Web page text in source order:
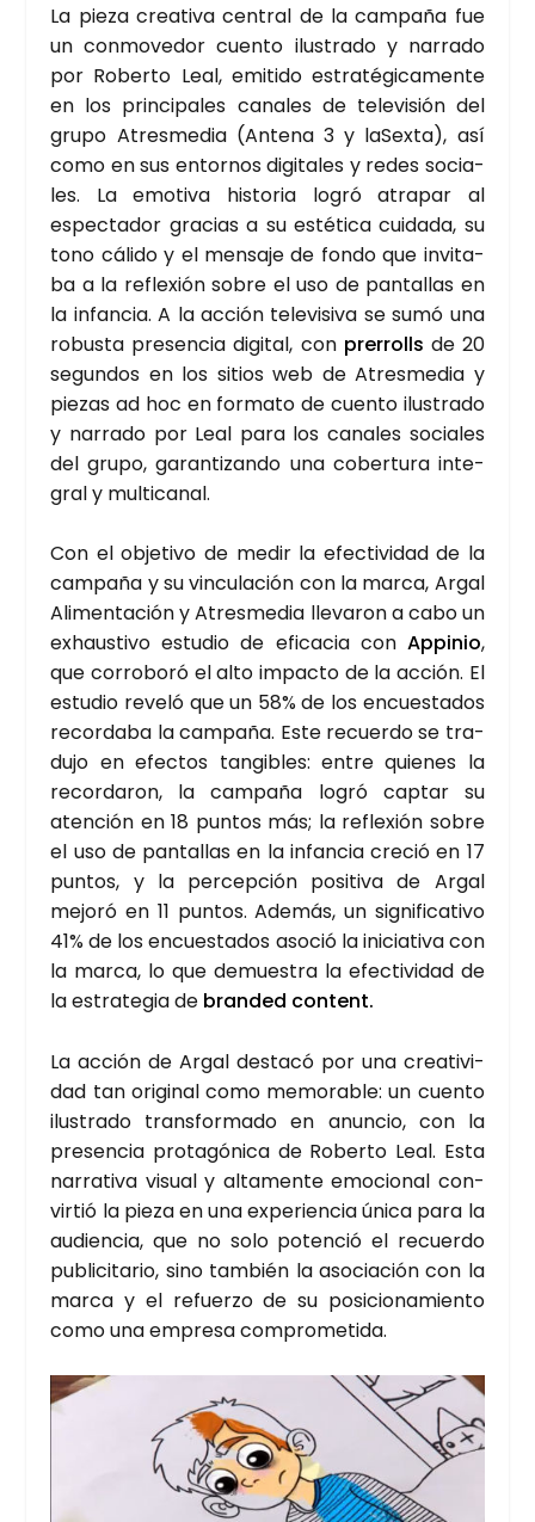
La pie­za crea­ti­va cen­tral de la cam­pa­ña fue
un con­mo­ve­dor cuen­to ilus­tra­do y narra­do
por Rober­to Leal, emi­ti­do estra­té­gi­ca­men­te
en los prin­ci­pa­les cana­les de tele­vi­sión del
gru­po Atres­me­dia (Ante­na 3 y laSex­ta), así
como en sus entor­nos digi­ta­les y redes socia­
les. La emo­ti­va his­to­ria logró atra­par al
espec­ta­dor gra­cias a su esté­ti­ca cui­da­da, su
tono cáli­do y el men­sa­je de fon­do que invi­ta­
ba a la refle­xión sobre el uso de pan­ta­llas en
la infan­cia. A la acción tele­vi­si­va se sumó una
robus­ta pre­sen­cia digi­tal, con pre­rrolls de 20
segun­dos en los sitios web de Atres­me­dia y
pie­zas ad hoc en for­ma­to de cuen­to ilus­tra­do
y narra­do por Leal para los cana­les socia­les
del gru­po, garan­ti­zan­do una cober­tu­ra inte­
gral y mul­ti­ca­nal.
Con el obje­ti­vo de medir la efec­ti­vi­dad de la
cam­pa­ña y su vin­cu­la­ción con la mar­ca, Argal
Ali­men­ta­ción y Atres­me­dia lle­va­ron a cabo un
exhaus­ti­vo estu­dio de efi­ca­cia con Appi­nio,
que corro­bo­ró el alto impac­to de la acción. El
estu­dio reve­ló que un 58% de los encues­ta­dos
recor­da­ba la cam­pa­ña. Este recuer­do se tra­
du­jo en efec­tos tan­gi­bles: entre quie­nes la
recor­da­ron, la cam­pa­ña logró cap­tar su
aten­ción en 18 pun­tos más; la refle­xión sobre
el uso de pan­ta­llas en la infan­cia cre­ció en 17
pun­tos, y la per­cep­ción posi­ti­va de Argal
mejo­ró en 11 pun­tos. Ade­más, un sig­ni­fi­ca­ti­vo
41% de los encues­ta­dos aso­ció la ini­cia­ti­va con
la mar­ca, lo que demues­tra la efec­ti­vi­dad de
la estra­te­gia de bran­ded con­tent.
La acción de Argal des­ta­có por una crea­ti­vi­
dad tan ori­gi­nal como memo­ra­ble: un cuen­to
ilus­tra­do trans­for­ma­do en anun­cio, con la
pre­sen­cia pro­ta­gó­ni­ca de Rober­to Leal. Esta
narra­ti­va visual y alta­men­te emo­cio­nal con­
vir­tió la pie­za en una expe­rien­cia úni­ca para la
audien­cia, que no solo poten­ció el recuer­do
publi­ci­ta­rio, sino tam­bién la aso­cia­ción con la
mar­ca y el refuer­zo de su posi­cio­na­mien­to
como una empre­sa com­pro­me­ti­da.